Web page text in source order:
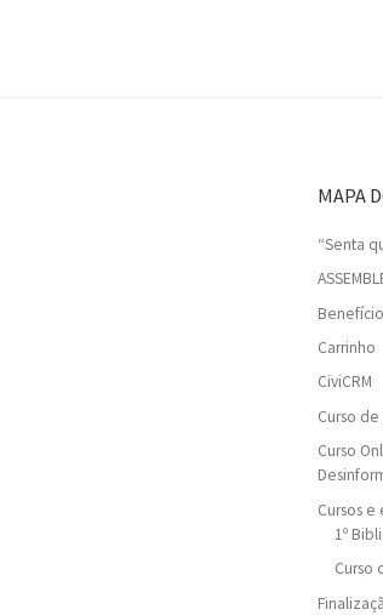
MAPA
“Senta
Carrinho
CiviCRM
Curso
Curso
Cursos e
1º
Curso